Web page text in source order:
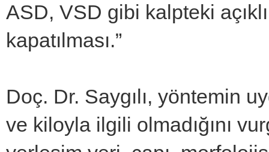
ASD, VSD gibi kalpteki
kapatılması.”
Doç. Dr. Saygılı, yöntemin
ve kiloyla ilgili olmadığını